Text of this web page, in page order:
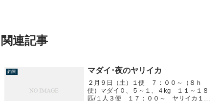
関連記事
釣果 マダイ･夜のヤリイカ
２月９日（土）１便 ７：００～（８ｈ
便）マダイ０、５～１、４kg １１～１８
匹/１人３便 １７：００～ ヤリイカ１５